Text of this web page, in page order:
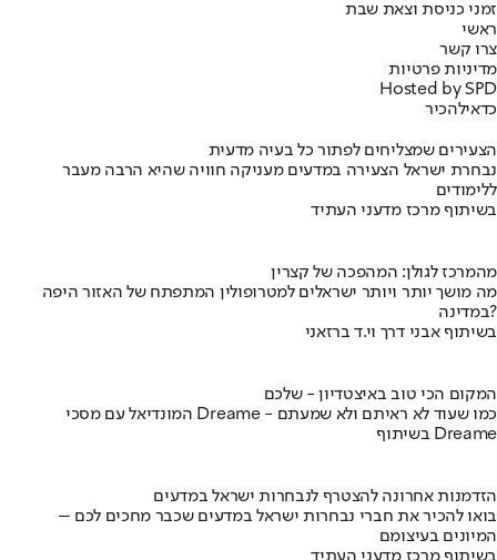
זמני כניסת וצאת שבת
ראשי
צרו קשר
מדיניות פרטיות
Hosted by SPD
כדאילהכיר
הצעירים שמצליחים לפתור כל בעיה מדעית
נבחרת ישראל הצעירה במדעים מעניקה חוויה שהיא הרבה מעבר
ללימודים
בשיתוף מרכז מדעני העתיד
מהמרכז לגולן: המהפכה של קצרין
מה מושך יותר ויותר ישראלים למטרופולין המתפתח של האזור היפה
במדינה?
בשיתוף אבני דרך וי.ד ברזאני
המקום הכי טוב באיצטדיון - שלכם
המונדיאל עם מסכי Dreame - כמו שעוד לא ראיתם ולא שמעתם
בשיתוף Dreame
הזדמנות אחרונה להצטרף לנבחרות ישראל במדעים
בואו להכיר את חברי נבחרות ישראל במדעים שכבר מחכים לכם –
המיונים בעיצומם